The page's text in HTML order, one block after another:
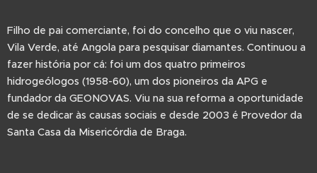
Filho de pai comerciante, foi do concelho que o viu nascer,
Vila Verde, até Angola para pesquisar diamantes. Continuou a
fazer história por cá: foi um dos quatro primeiros
hidrogeólogos (1958-60), um dos pioneiros da APG e
fundador da GEONOVAS. Viu na sua reforma a oportunidade
de se dedicar às causas sociais e desde 2003 é Provedor da
Santa Casa da Misericórdia de Braga.